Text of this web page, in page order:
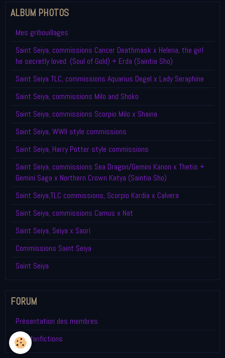
ALBUM PHOTOS
Mes gribouillages
Saint Seiya, commissions Cancer Deathmask x Helena, the girl
he secretly loved. (Soul of Gold) + Erda (Saintia Sho)
Saint Seiya TLC, commissions Aquarius Degel x Lady Seraphine
Saint Seiya, commissions Milo and Shoko
Saint Seiya, commissions Scorpio Milo x Shaina
Saint Seiya, WWII style commissions
Saint Seiya, Harry Potter style commissions
Saint Seiya, commissions Sea Dragon/Gemini Kanon x Thetis +
Gemini Saga x Northern Crown Katya (Saintia Sho)
Saint Seiya,TLC commissions, Scorpio Kardia x Calvera
Saint Seiya, commissions Camus x Nat
Saint Seiya, Seiya x Saori
Commissions Saint Seiya
Saint Seiya
FORUM
Présentation des membres
Mes fanfictions